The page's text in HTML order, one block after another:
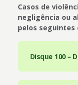
Casos de
negligência ou
pelos seguintes
Disque 100 –